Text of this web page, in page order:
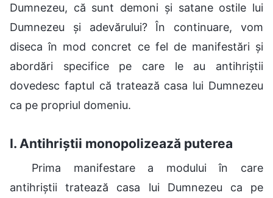
Dumnezeu, că sunt demoni și satane ostile lui
Dumnezeu și adevărului? În continuare, vom
diseca în mod concret ce fel de manifestări și
abordări specifice pe care le au antihriștii
dovedesc faptul că tratează casa lui Dumnezeu
ca pe propriul domeniu.
I. Antihriștii monopolizează puterea
Prima manifestare a modului în care
antihriștii tratează casa lui Dumnezeu ca pe